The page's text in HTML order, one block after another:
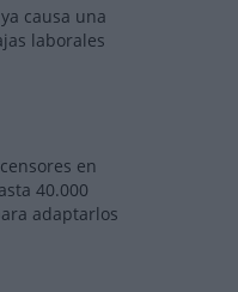
causa una
laborales
en
40.000
adaptarlos